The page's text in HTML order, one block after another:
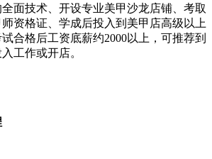
面技术、开设专业美甲沙龙店铺、考取
资格证、学成后投入到美甲店高级以上
合格后工资底薪约2000以上，可推荐到
工作或开店。